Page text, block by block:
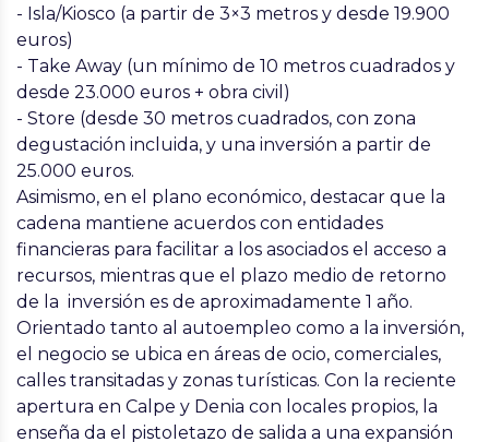
- Isla/Kiosco (a partir de 3×3 metros y desde 19.900
euros)
- Take Away (un mínimo de 10 metros cuadrados y
desde 23.000 euros + obra civil)
- Store (desde 30 metros cuadrados, con zona
degustación incluida, y una inversión a partir de
25.000 euros.
Asimismo, en el plano económico, destacar que la
cadena mantiene acuerdos con entidades
financieras para facilitar a los asociados el acceso a
recursos, mientras que el plazo medio de retorno
de la inversión es de aproximadamente 1 año.
Orientado tanto al autoempleo como a la inversión,
el negocio se ubica en áreas de ocio, comerciales,
calles transitadas y zonas turísticas. Con la reciente
apertura en Calpe y Denia con locales propios, la
enseña da el pistoletazo de salida a una expansión